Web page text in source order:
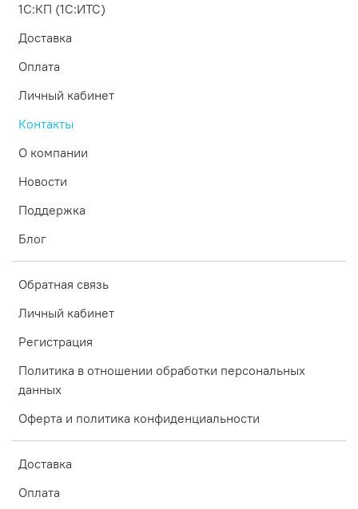
1С:КП (1С:ИТС)
Доставка
Оплата
Личный кабинет
Контакты
О компании
Новости
Поддержка
Блог
Обратная связь
Личный кабинет
Регистрация
Политика в отношении обработки персональных
данных
Оферта и политика конфиденциальности
Доставка
Оплата